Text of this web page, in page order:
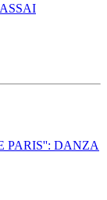
PARIS'': DANZA